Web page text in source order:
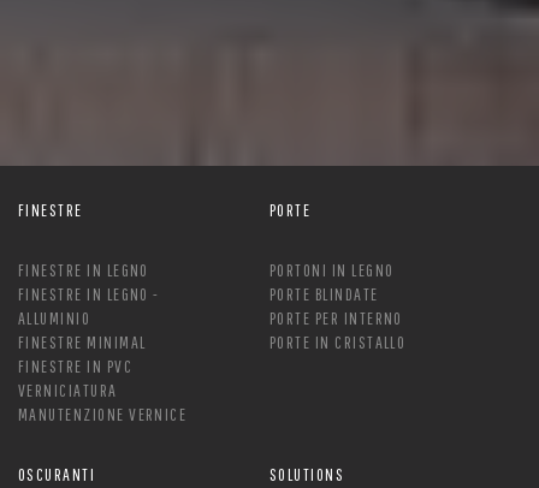
FINESTRE
FINESTRE IN LEGNO
FINESTRE IN LEGNO -
ALLUMINIO
FINESTRE MINIMAL
FINESTRE IN PVC
VERNICIATURA
MANUTENZIONE VERNICE
PORTE
PORTONI IN LEGNO
PORTE BLINDATE
PORTE PER INTERNO
PORTE IN CRISTALLO
OSCURANTI SOLUTIONS